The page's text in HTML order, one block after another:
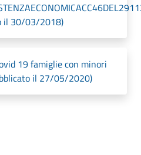
il 30/03/2018)
19 famiglie con minori
il 27/05/2020)